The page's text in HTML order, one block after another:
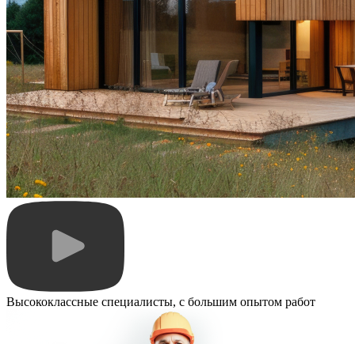
Высококлассные специалисты, с большим опытом работ